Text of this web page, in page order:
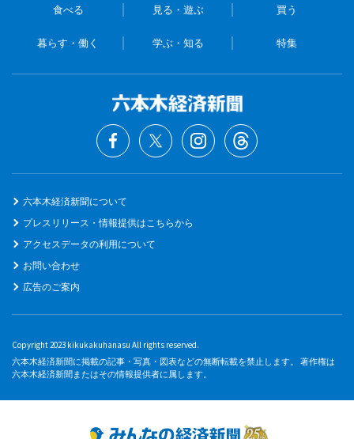
食べる 見る・遊ぶ 買う
暮らす・働く 学ぶ・知る 特集
六本木経済新聞について
プレスリリース・情報提供はこちらから
アクセスデータの利用について
お問い合わせ
広告のご案内
Copyright 2023 kikukakuhanasu All rights reserved.
六本木経済新聞に掲載の記事・写真・図表などの無断転載を禁止します。 著作権は
六本木経済新聞またはその情報提供者に属します。